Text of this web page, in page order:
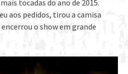
tocadas do ano de 2015.
aos pedidos, tirou a camisa
o show em grande